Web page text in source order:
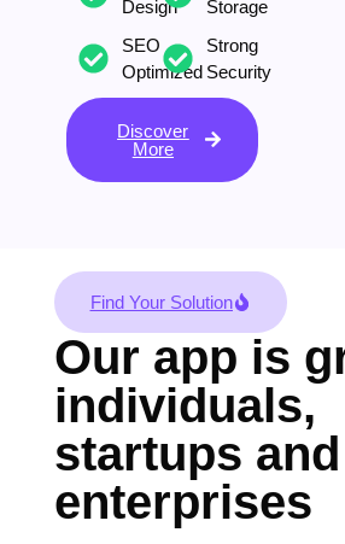
Design
SEO
Optimized
Storage
Strong
Security
Discover
More
Find Your Solution
Our app is
individuals,
startups and
enterprises